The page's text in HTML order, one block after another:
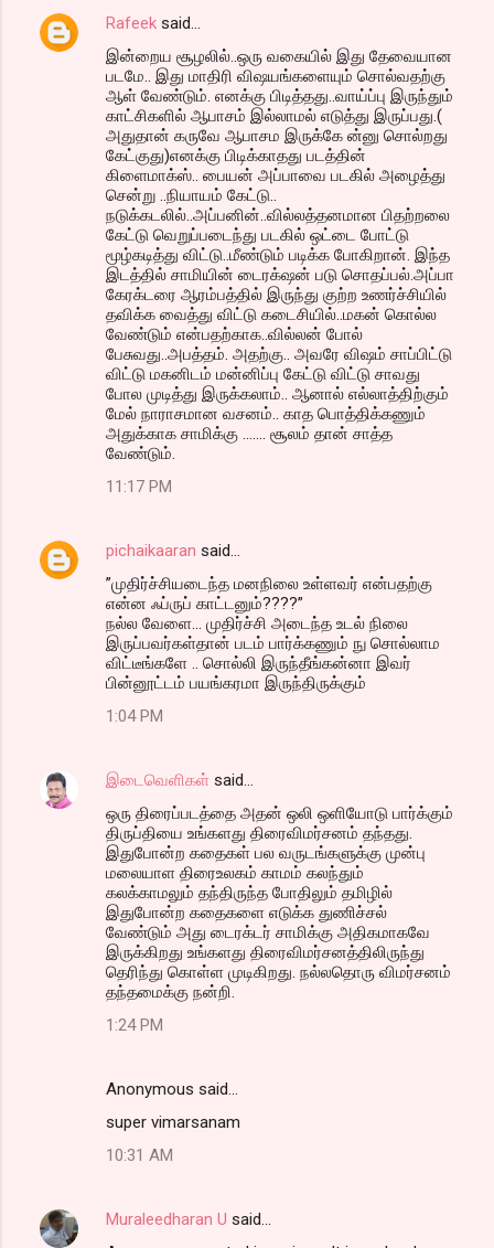
Rafeek said…
இன்றைய சூழலில்..ஒரு வகையில் இது தேவையான
படமே.. இது மாதிரி விஷயங்களையும் சொல்வதற்கு
ஆள் வேண்டும். எனக்கு பிடித்தது..வாய்ப்பு இருந்தும்
காட்சிகளில் ஆபாசம் இல்லாமல் எடுத்து இருப்பது.(
அதுதான் கருவே ஆபாசம இருக்கே ன்னு சொல்றது
கேட்குது)எனக்கு பிடிக்காதது படத்தின்
கிளைமாக்ஸ்.. பையன் அப்பாவை படகில் அழைத்து
சென்று ..நியாயம் கேட்டு..
நடுக்கடலில்..அப்பனின்..வில்லத்தனமான பிதற்றலை
கேட்டு வெறுப்படைந்து படகில் ஒட்டை போட்டு
மூழ்கடித்து விட்டு..மீண்டும் படிக்க போகிறான். இந்த
இடத்தில் சாமியின் டைரக்‌ஷன் படு சொதப்பல்.அப்பா
கேரக்டரை ஆரம்பத்தில் இருந்து குற்ற உணர்ச்சியில்
தவிக்க வைத்து விட்டு கடைசியில்..மகன் கொல்ல
வேண்டும் என்பதற்காக..வில்லன் போல்
பேசுவது..அபத்தம். அதற்கு.. அவரே விஷம் சாப்பிட்டு
விட்டு மகனிடம் மன்னிப்பு கேட்டு விட்டு சாவது
போல முடித்து இருக்கலாம்.. ஆனால் எல்லாத்திற்கும்
மேல் நாராசமான வசனம்.. காத பொத்திக்கணும்
அதுக்காக சாமிக்கு ....... சூலம் தான் சாத்த
வேண்டும்.
11:17 PM
pichaikaaran said…
”முதிர்ச்சியடைந்த மனநிலை உள்ளவர் என்ப‌த‌ற்கு
என்ன‌ ஃப்ருப் காட்ட‌னும்????”
நல்ல வேளை... முதிர்ச்சி அடைந்த உடல் நிலை
இருப்பவர்கள்தான் படம் பார்க்கணும் நு சொல்லாம
விட்டீங்களே .. சொல்லி இருந்தீங்கன்னா இவர்
பின்னூட்டம் பயங்கரமா இருந்திருக்கும்
1:04 PM
இடைவெளிகள் said…
ஒரு திரைப்படத்தை அதன் ஒலி ஒளியோடு பார்க்கும்
திருப்தியை உங்களது திரைவிமர்சனம் தந்தது.
இதுபோன்ற கதைகள் பல வருடங்களுக்கு முன்பு
மலையாள திரைஉலகம் காமம் கலந்தும்
கலக்காமலும் தந்திருந்த போதிலும் தமிழில்
இதுபோன்ற கதைகளை எடுக்க துணிச்சல்
வேண்டும் அது டைரக்டர் சாமிக்கு அதிகமாகவே
இருக்கிறது உங்களது திரைவிமர்சனத்திலிருந்து
தெரிந்து கொள்ள முடிகிறது. நல்லதொரு விமர்சனம்
தந்தமைக்கு நன்றி.
1:24 PM
Anonymous said…
super vimarsanam
10:31 AM
Muraleedharan U said…